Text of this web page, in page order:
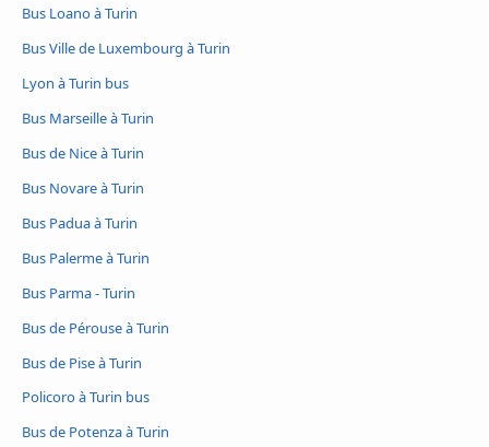
Bus Loano à Turin
Bus Ville de Luxembourg à Turin
Lyon à Turin bus
Bus Marseille à Turin
Bus de Nice à Turin
Bus Novare à Turin
Bus Padua à Turin
Bus Palerme à Turin
Bus Parma - Turin
Bus de Pérouse à Turin
Bus de Pise à Turin
Policoro à Turin bus
Bus de Potenza à Turin